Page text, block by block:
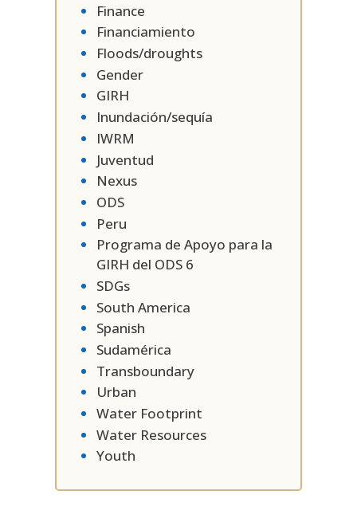
Finance
Financiamiento
Floods/droughts
Gender
GIRH
Inundación/sequía
IWRM
Juventud
Nexus
ODS
Peru
Programa de Apoyo para la
GIRH del ODS 6
SDGs
South America
Spanish
Sudamérica
Transboundary
Urban
Water Footprint
Water Resources
Youth